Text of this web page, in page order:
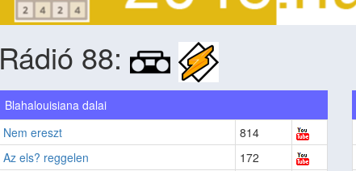
Rádió 88:
Blahalouisiana dalai
Nem ereszt
814
Az els? reggelen
172